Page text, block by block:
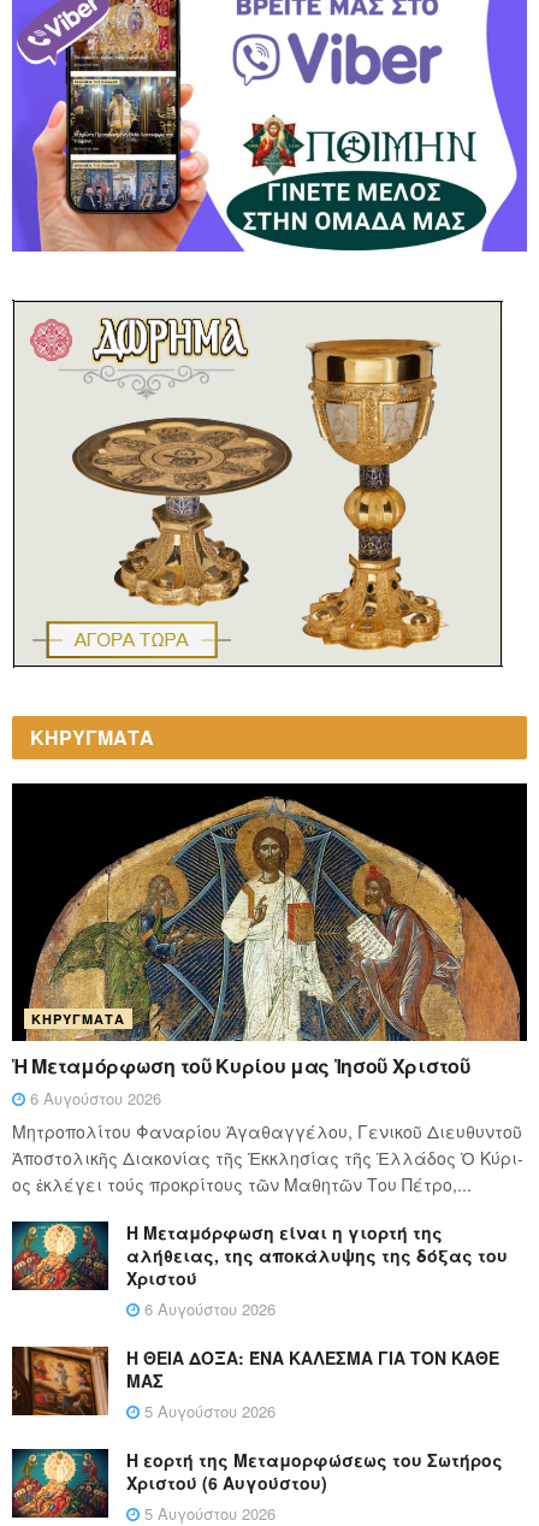
ΚΗΡΥΓΜΑΤΑ
ΚΗΡΎΓΜΑΤΑ
Ἡ Μεταμόρφωση τοῦ Κυρίου μας Ἰησοῦ Χριστοῦ
6 Αυγούστου 2026
Μητροπολίτου Φαναρίου Ἀγαθαγγέλου, Γενικοῦ Διευθυντοῦ
Ἀποστολικῆς Διακονίας τῆς Ἐκκλησίας τῆς Ἑλλάδος Ὁ Κύ­ρι­
ος ἐκλέγει τούς προ­κρί­τους τῶν Μα­θη­τῶν Του Πέ­τρο,...
Η Μεταμόρφωση είναι η γιορτή της
αλήθειας, της αποκάλυψης της δόξας του
Χριστού
6 Αυγούστου 2026
Η ΘΕΙΑ ΔΟΞΑ: ΈΝΑ ΚΑΛΕΣΜΑ ΓΙΑ ΤΟΝ ΚΑΘΕ
ΜΑΣ
5 Αυγούστου 2026
Η εορτή της Μεταμορφώσεως του Σωτήρος
Χριστού (6 Αυγούστου)
5 Αυγούστου 2026